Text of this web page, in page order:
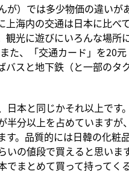
が）では多少物価の違いが
上海内の交通は日本に比べ
観光に遊びにいろんな場所
た、「交通カード」を20
バスと地下鉄（と一部のタ
日本と同じかそれ以上です
半分以上を占めていますが
す。品質的には日韓の化粧
いの値段で買えると思いま
まとめて買って持ってく